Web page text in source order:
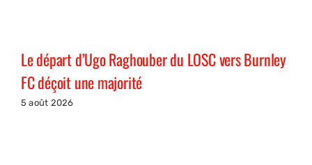
Le départ d’Ugo Raghouber du LOSC vers Burnley
FC déçoit une majorité
5 août 2026